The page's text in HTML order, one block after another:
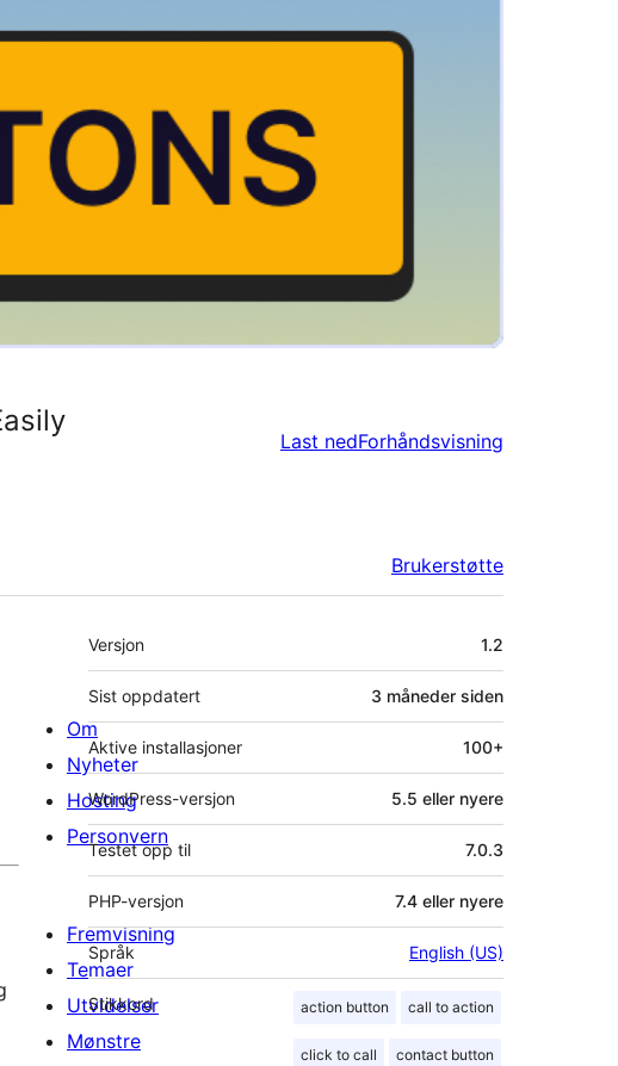
Last nedForhåndsvisning
Brukerstøtte
Meta
Versjon 1.2
Sist oppdatert 3 måneder siden
Aktive installasjoner 100+
WordPress-versjon 5.5 eller nyere
Testet opp til 7.0.3
PHP-versjon 7.4 eller nyere
Språk English (US)
Stikkord action button call to action
click to call contact button
Om
Nyheter
Hosting
Personvern
Fremvisning
Temaer
Utvidelser
Mønstre